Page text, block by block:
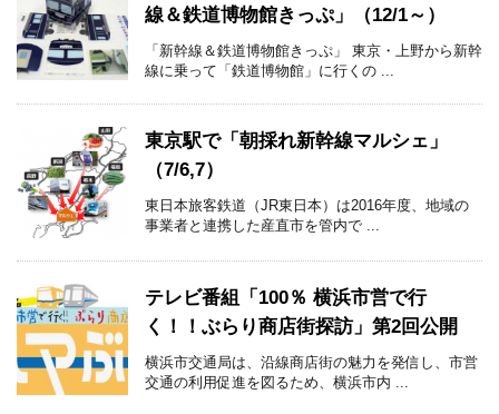
線＆鉄道博物館きっぷ」（12/1～）
「新幹線＆鉄道博物館きっぷ」 東京・上野から新幹
線に乗って「鉄道博物館」に行くの ...
東京駅で「朝採れ新幹線マルシェ」
（7/6,7）
東日本旅客鉄道（JR東日本）は2016年度、地域の
事業者と連携した産直市を管内で ...
テレビ番組「100％ 横浜市営で行
く！！ぶらり商店街探訪」第2回公開
横浜市交通局は、沿線商店街の魅力を発信し、市営
交通の利用促進を図るため、横浜市内 ...